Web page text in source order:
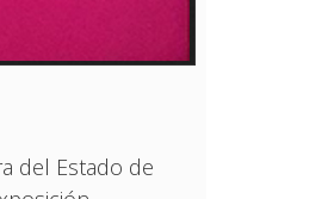
del Estado de